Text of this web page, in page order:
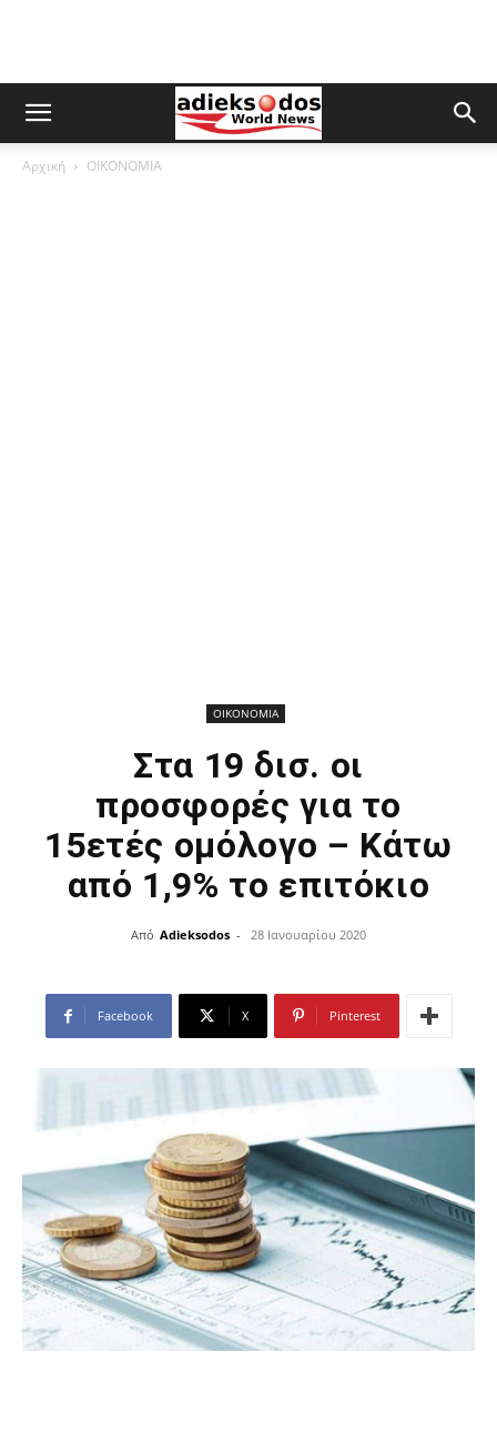
Αρχική ΟΙΚΟΝΟΜΙΑ
ΟΙΚΟΝΟΜΙΑ
Στα 19 δισ. οι
προσφορές για το
15ετές ομόλογο – Κάτω
από 1,9% το επιτόκιο
Από Adieksodos - 28 Ιανουαρίου 2020
Facebook X Pinterest